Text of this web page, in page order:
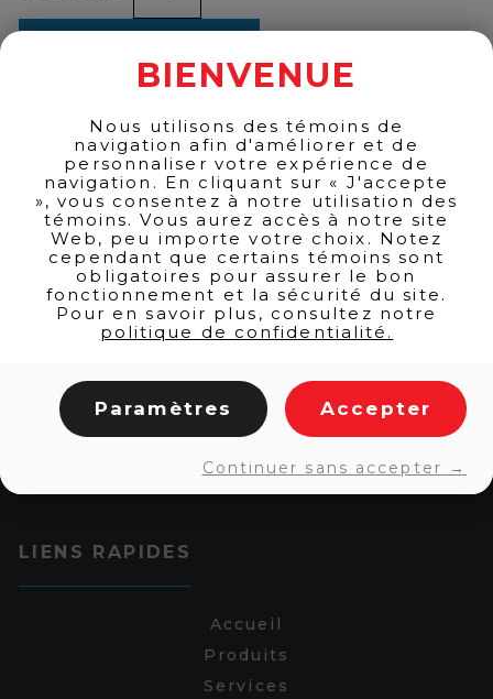
GIN
NOIRES
700ML
RETOUR AUX PRODUITS
LIENS RAPIDES
Accueil
Produits
Services
BIENVENUE
Nous utilisons des témoins de
navigation afin d'améliorer et de
personnaliser votre expérience de
navigation. En cliquant sur « J'accepte
», vous consentez à notre utilisation des
témoins. Vous aurez accès à notre site
Web, peu importe votre choix. Notez
cependant que certains témoins sont
obligatoires pour assurer le bon
fonctionnement et la sécurité du site.
Pour en savoir plus, consultez notre
politique de confidentialité.
Paramètres Accepter
Continuer sans accepter →